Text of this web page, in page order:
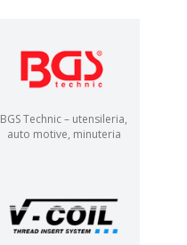
BGS Technic – utensileria,
auto motive, minuteria